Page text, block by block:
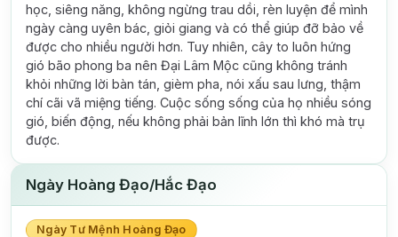
học, siêng năng, không ngừng trau dồi, rèn luyện để mình
ngày càng uyên bác, giỏi giang và có thể giúp đỡ bảo về
được cho nhiều người hơn. Tuy nhiên, cây to luôn hứng
gió bão phong ba nên Đại Lâm Mộc cũng không tránh
khỏi những lời bàn tán, gièm pha, nói xấu sau lưng, thậm
chí cãi vã miệng tiếng. Cuộc sống sống của họ nhiều sóng
gió, biến động, nếu không phải bản lĩnh lớn thì khó mà trụ
được.
Ngày Hoàng Đạo/Hắc Đạo
Ngày Tư Mệnh Hoàng Đạo